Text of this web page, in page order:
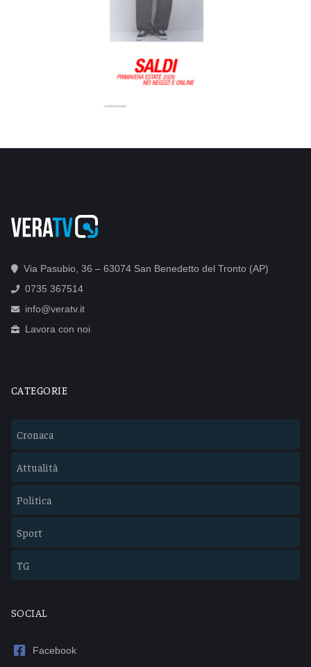
Via Pasubio, 36 – 63074 San Benedetto del Tronto (AP)
0735 367514
info@veratv.it
Lavora con noi
CATEGORIE
Cronaca
Attualità
Politica
Sport
TG
SOCIAL
Facebook